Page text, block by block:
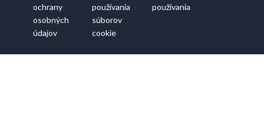
ochrany
osobných
údajov
používania
súborov
cookie
používania